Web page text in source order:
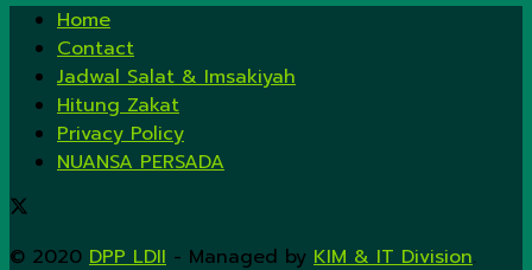
Home
Contact
Jadwal Salat & Imsakiyah
Hitung Zakat
Privacy Policy
NUANSA PERSADA
© 2020 DPP LDII - Managed by KIM & IT Division.